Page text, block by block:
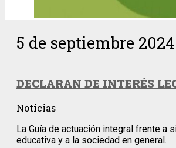
5 de septiembre 2024
DECLARAN DE INTERÉS
Noticias
La Guía de actuación integral frente a
educativa y a la sociedad en general.